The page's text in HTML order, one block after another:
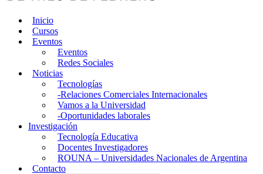
Inicio
Cursos
Eventos
Eventos
Redes Sociales
Noticias
Tecnologías
-Relaciones Comerciales Internacionales
Vamos a la Universidad
-Oportunidades laborales
Investigación
Tecnología Educativa
Docentes Investigadores
ROUNA – Universidades Nacionales de Argentina
Contacto